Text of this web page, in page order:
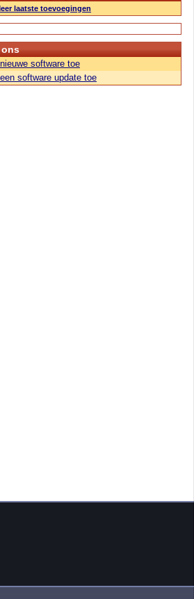
laatste toevoegingen
ons
software toe
software update toe